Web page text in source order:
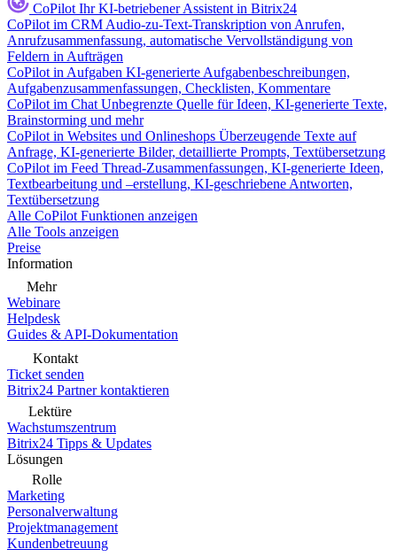
CoPilot Ihr KI-betriebener Assistent in Bitrix24
CoPilot im CRM Audio-zu-Text-Transkription von Anrufen,
Anrufzusammenfassung, automatische Vervollständigung von
Feldern in Aufträgen
CoPilot in Aufgaben KI-generierte Aufgabenbeschreibungen,
Aufgabenzusammenfassungen, Checklisten, Kommentare
CoPilot im Chat Unbegrenzte Quelle für Ideen, KI-generierte Texte,
Brainstorming und mehr
CoPilot in Websites und Onlineshops Überzeugende Texte auf
Anfrage, KI-generierte Bilder, detaillierte Prompts, Textübersetzung
CoPilot im Feed Thread-Zusammenfassungen, KI-generierte Ideen,
Textbearbeitung und –erstellung, KI-geschriebene Antworten,
Textübersetzung
Alle CoPilot Funktionen anzeigen
Alle Tools anzeigen
Preise
Information
Mehr
Webinare
Helpdesk
Guides & API-Dokumentation
Kontakt
Ticket senden
Bitrix24 Partner kontaktieren
Lektüre
Wachstumszentrum
Bitrix24 Tipps & Updates
Lösungen
Rolle
Marketing
Personalverwaltung
Projektmanagement
Kundenbetreuung